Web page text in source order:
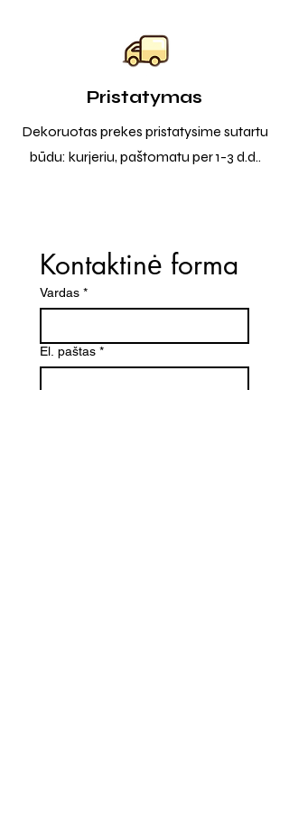
Pristatymas
Dekoruotas prekes pristatysime sutartu
būdu: kurjeriu, paštomatu per 1-3 d.d..
Kontaktinė forma
Vardas *
El. paštas *